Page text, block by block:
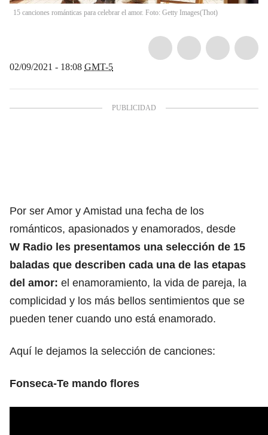
15 canciones románticas para celebrar el amor. Foto: Getty Images(Thot)
02/09/2021 - 18:08 GMT-5
Por ser Amor y Amistad una fecha de los
románticos, apasionados y enamorados, desde
W Radio les presentamos una selección de 15
baladas que describen cada una de las etapas
del amor: el enamoramiento, la vida de pareja, la
complicidad y los más bellos sentimientos que se
pueden tener cuando uno está enamorado.
Aquí le dejamos la selección de canciones:
Fonseca-Te mando flores